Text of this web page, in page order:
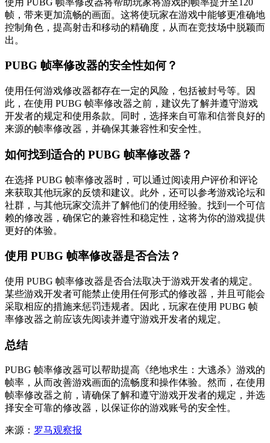
帧，带来更加流畅的画面。这将使玩家在游戏中能够更准确地
控制角色，提高射击和移动的精确度，从而在竞技场中脱颖而
出。
PUBG 帧率修改器的安全性如何？
使用任何游戏修改器都存在一定的风险，包括被封号等。因
此，在使用 PUBG 帧率修改器之前，建议先了解并遵守游戏
开发者的规定和使用条款。同时，选择来自可靠和信誉良好的
来源的帧率修改器，并确保其兼容性和安全性。
如何找到适合的 PUBG 帧率修改器？
在选择 PUBG 帧率修改器时，可以通过阅读用户评价和评论
来获取其他玩家的反馈和建议。此外，还可以参考游戏论坛和
社群，与其他玩家交流并了解他们的使用经验。找到一个可信
赖的修改器，确保它的兼容性和稳定性，这将为你的游戏提供
更好的体验。
使用 PUBG 帧率修改器是否合法？
使用 PUBG 帧率修改器是否合法取决于游戏开发者的规定。
某些游戏开发者可能禁止使用任何形式的修改器，并且可能会
采取相应的措施来惩罚违规者。因此，玩家在使用 PUBG 帧
率修改器之前应该先阅读并遵守游戏开发者的规定。
总结
PUBG 帧率修改器可以帮助提高《绝地求生：大逃杀》游戏的
帧率，从而改善游戏画面的流畅度和操作体验。然而，在使用
帧率修改器之前，请确保了解和遵守游戏开发者的规定，并选
择安全可靠的修改器，以保证你的游戏账号的安全性。
来源： 罗马观察报